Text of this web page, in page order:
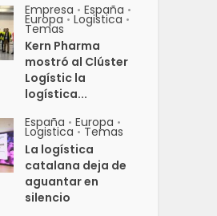
Empresa • España •
Europa • Logistica •
Temas
Kern Pharma
mostró al Clúster
Logístic la
logística...
España • Europa •
Logistica • Temas
La logística
catalana deja de
aguantar en
silencio